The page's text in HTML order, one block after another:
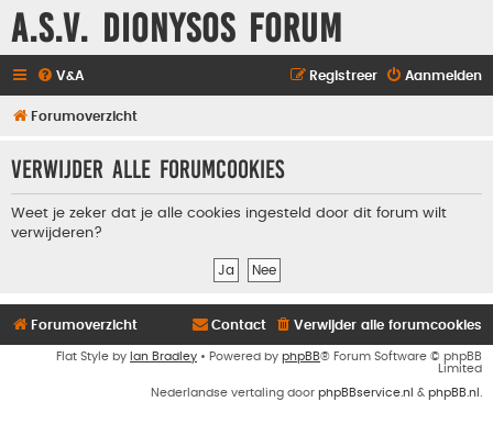
A.S.V. Dionysos Forum
V&A Aanmelden
Registreer
Forumoverzicht
Verwijder alle forumcookies
Weet je zeker dat je alle cookies ingesteld door dit forum wilt
verwijderen?
Forumoverzicht Verwijder alle forumcookies
Contact
Flat Style by Ian Bradley • Powered by phpBB® Forum Software © phpBB
Limited
Nederlandse vertaling door phpBBservice.nl & phpBB.nl